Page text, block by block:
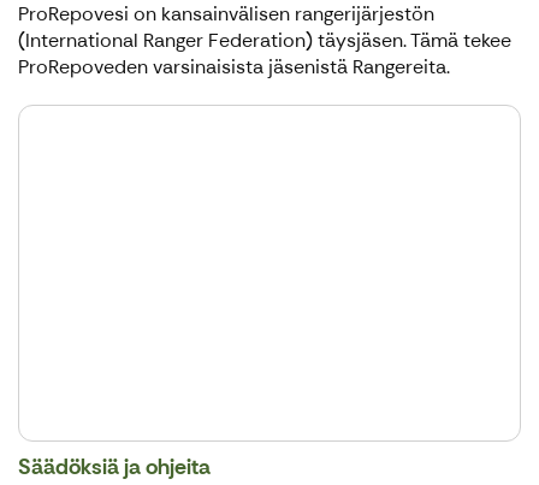
ProRepovesi on kansainvälisen rangerijärjestön
(International Ranger Federation) täysjäsen. Tämä tekee
ProRepoveden varsinaisista jäsenistä Rangereita.
Säädöksiä ja ohjeita